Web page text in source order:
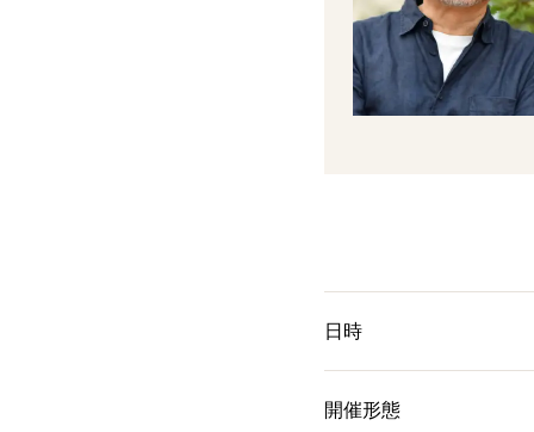
日時
開催形態